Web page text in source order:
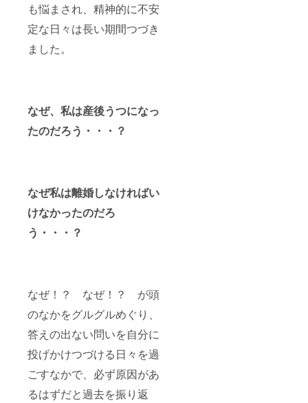
も悩まされ、精神的に不安
定な日々は長い期間つづき
ました。
なぜ、私は産後うつになっ
たのだろう・・・？
なぜ私は離婚しなければい
けなかったのだろ
う・・・？
なぜ！？ なぜ！？ が頭
のなかをグルグルめぐり、
答えの出ない問いを自分に
投げかけつづける日々を過
ごすなかで、必ず原因があ
るはずだと過去を振り返